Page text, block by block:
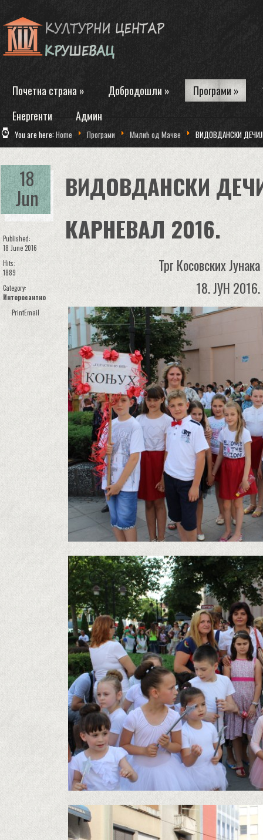
Почетна страна » Добродошли » Програми »
Енергенти
Админ
You are here:Home Програми Милић од Мачве ВИДОВДАНСКИ
18
Jun
Published:
18 June 2016
Hits:
1889
Category:
Интересантно
PrintEmail
ВИДОВДАНСКИ
КАРНЕВАЛ 2016.
Трг Косовских
18. ЈУН 2016.